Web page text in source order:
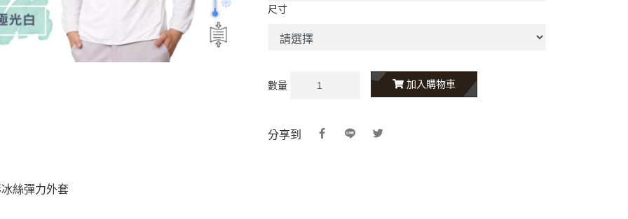
尺寸
數量 加入購物車
分享到